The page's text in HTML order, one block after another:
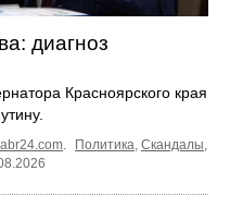
диагноз
Красноярского края
. Политика, Скандалы,